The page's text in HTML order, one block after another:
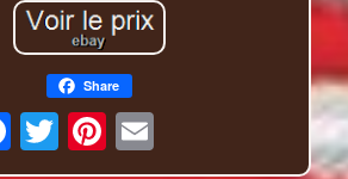
Share